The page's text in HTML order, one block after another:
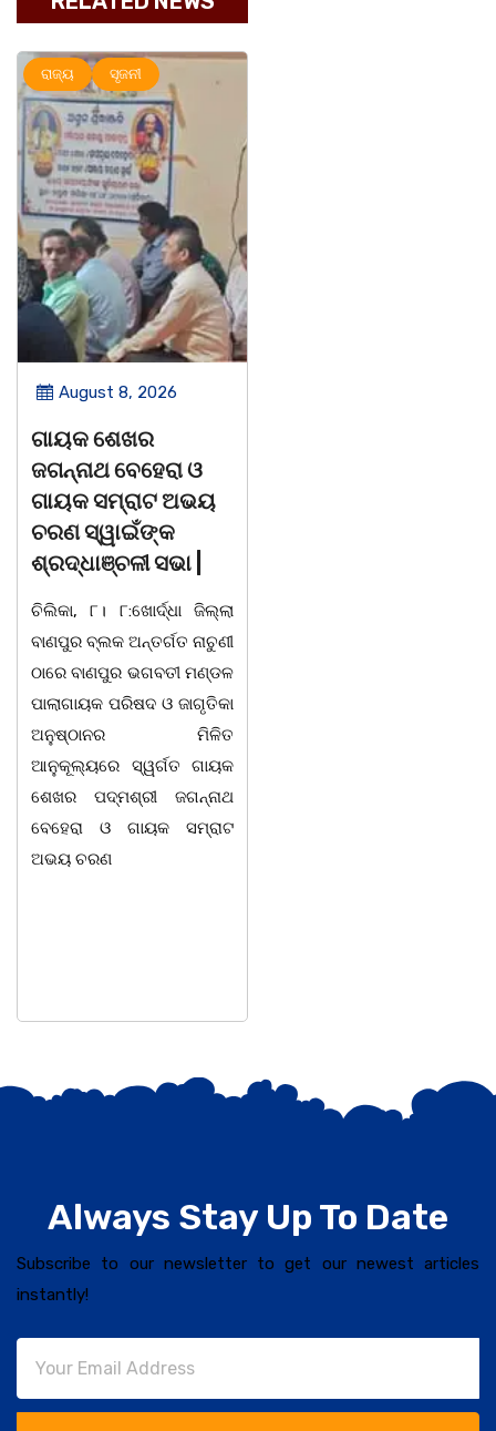
ମହାନଗର
ରାଜ୍ୟ
ସୃଜନୀ
August 8, 2026
ଡଃ ଜ୍ଞାନେନ୍ଦ୍ର ଙ୍କ
ଶାଶୁ ଶ୍ରୀମତୀ ସାବିତ୍ରୀ
ରାଉତଙ୍କ ବିୟୋଗ
ଭୁବନେଶ୍ୱର-୦୭/୦୮/୨୦୨୬:
ବରିଷ୍ଠ ରାଜନେତା, ସଂସ୍କୃତି
ପୁରୁଷ ଡଃ ଆର୍ଯ୍ୟ କୁମାର
ଜ୍ଞାନେନ୍ଦ୍ରଙ୍କ ଶାଶୁ ଶ୍ରୀମତୀ
ସାବିତ୍ରୀ ରାଉତ ଆଜି ଅପରାହ୍ନ
୩ ଘ. ସମୟରେ ଭୁବନେଶ୍ୱରର
ଏକ ଘରୋଇ ହସ୍ପିଟାଲ୍ରେ ୮୭
ବର୍ଷ ବୟସରେ ହୃଦ୍ଘାତରେ
ପରଲୋକ ଗମନ କରିଛନ୍ତି ।
Always Stay Up To Date
Subscribe to our newsletter to get our newest articles
instantly!